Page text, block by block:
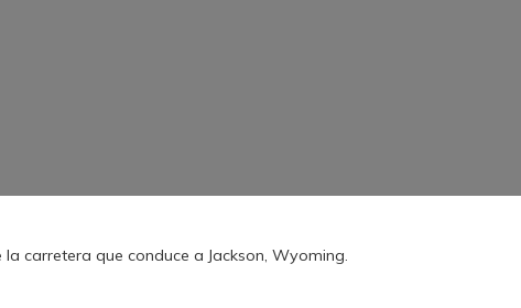
carretera que conduce a Jackson, Wyoming.